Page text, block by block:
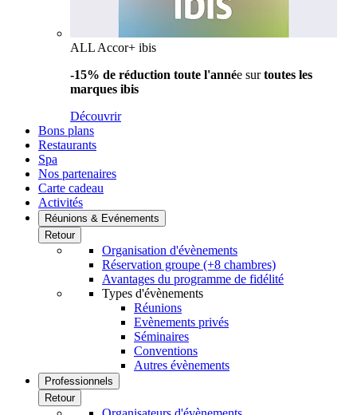
ALL Accor+ ibis
-15% de réduction toute l'année surtoutes les
marques ibis
Découvrir
Bons plans
Restaurants
Spa
Nos partenaires
Carte cadeau
Activités
Réunions & Evénements
Retour
Organisation d'évènements
Réservation groupe (+8 chambres)
Avantages du programme de fidélité
Types d'évènements
Réunions
Evènements privés
Séminaires
Conventions
Autres évènements
Professionnels
Retour